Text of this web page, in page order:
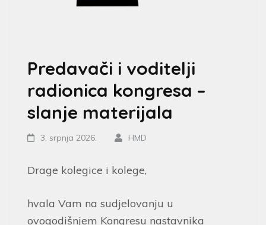
Predavači i voditelji
radionica kongresa –
slanje materijala
3. srpnja 2026. HMD
Drage kolegice i kolege,
hvala Vam na sudjelovanju u
ovogodišnjem Kongresu nastavnika